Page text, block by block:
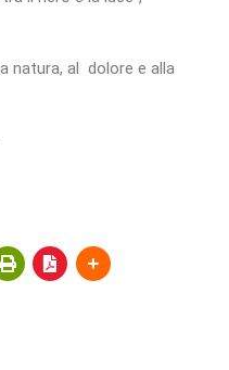
natura, al dolore e alla